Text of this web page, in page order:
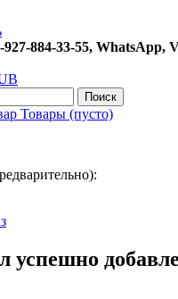
927-884-33-55, WhatsApp,
Поиск
Товары (пусто)
успешно